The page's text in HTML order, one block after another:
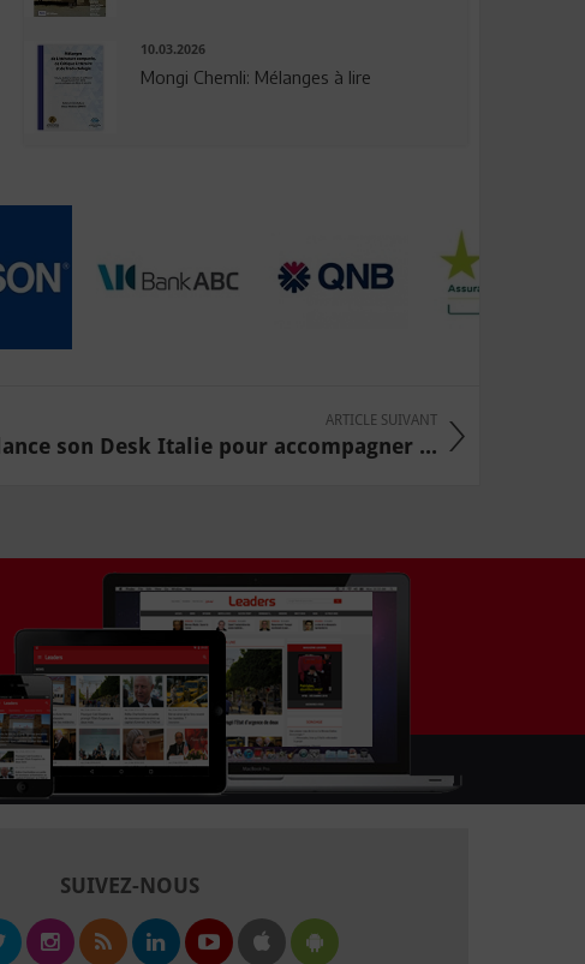
10.03.2026
Mongi Chemli: Mélanges à lire
ARTICLE SUIVANT
lance son Desk Italie pour accompagner ...
SUIVEZ-NOUS